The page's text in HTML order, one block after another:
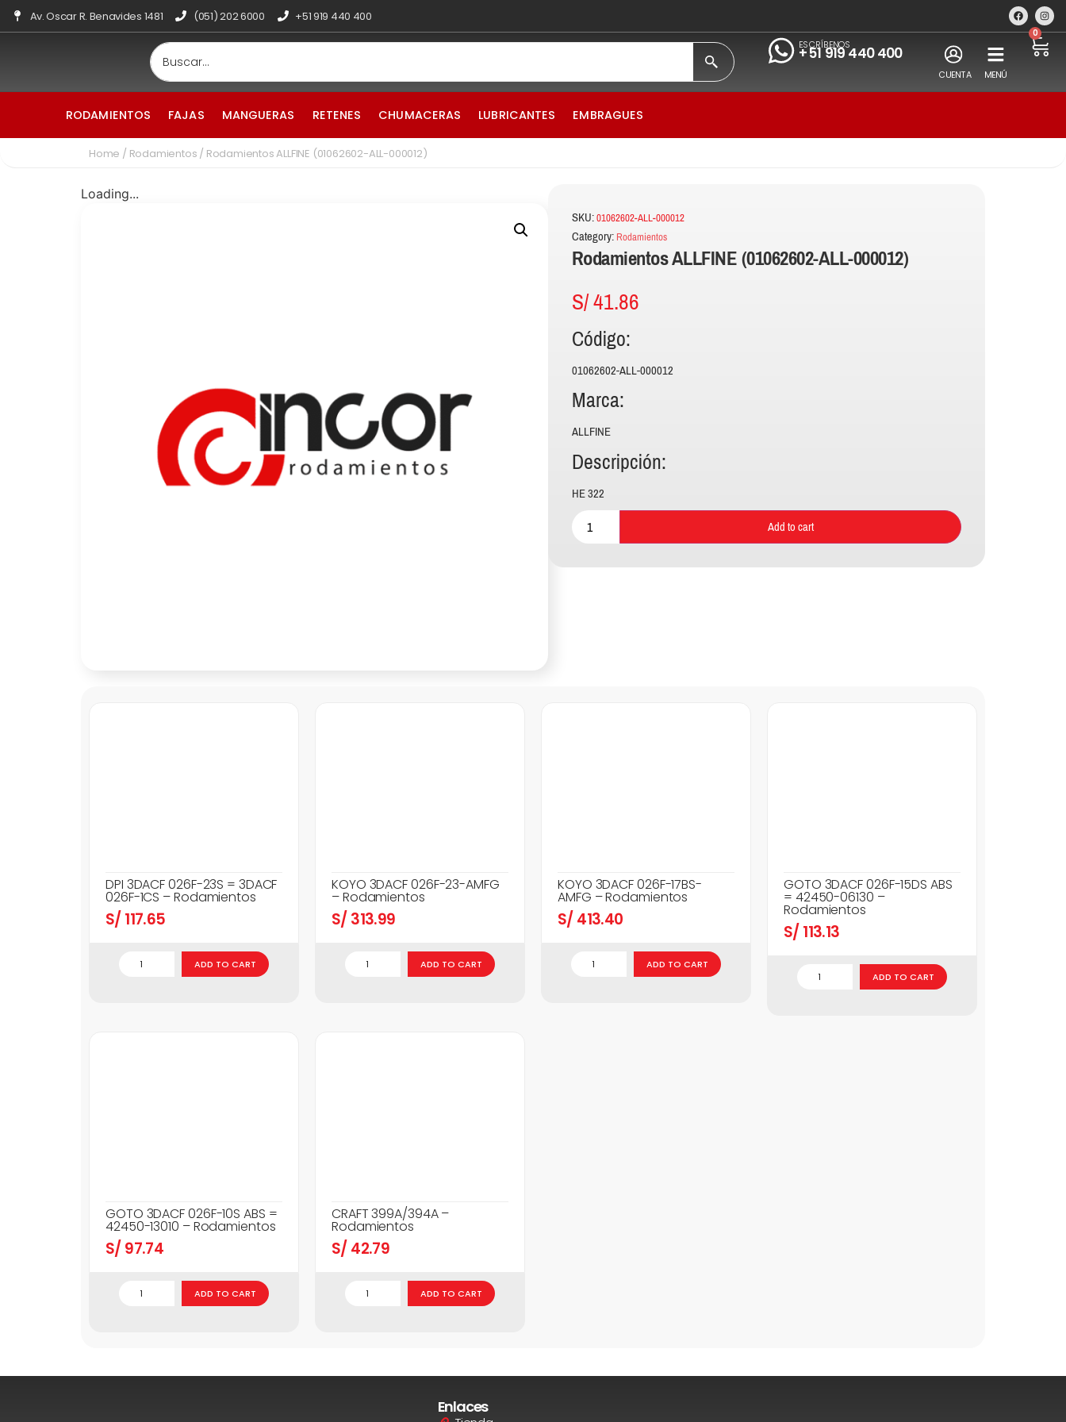
Av. Oscar R. Benavides 1481 (051) 202 6000 +51 919 440 400
ESCRÍBENOS
+51 919 440 400
CUENTA MENÚ
0
RODAMIENTOS FAJAS MANGUERAS RETENES CHUMACERAS LUBRICANTES EMBRAGUES
Home / Rodamientos / Rodamientos ALLFINE (01062602-ALL-000012)
Loading...
SKU:01062602-ALL-000012
Category: Rodamientos
Rodamientos ALLFINE (01062602-ALL-000012)
S/41.86
Código:
01062602-ALL-000012
Marca:
ALLFINE
Descripción:
HE 322
Add to cart
DPI 3DACF 026F-23S = 3DACF
026F-1CS – Rodamientos
S/ 117.65
ADD TO CART
KOYO 3DACF 026F-23-AMFG
– Rodamientos
S/ 313.99
ADD TO CART
KOYO 3DACF 026F-17BS-
AMFG – Rodamientos
S/ 413.40
ADD TO CART
GOTO 3DACF 026F-15DS ABS
= 42450-06130 –
Rodamientos
S/ 113.13
ADD TO CART
GOTO 3DACF 026F-10S ABS =
42450-13010 – Rodamientos
S/ 97.74
ADD TO CART
CRAFT 399A/394A –
Rodamientos
S/ 42.79
ADD TO CART
Enlaces